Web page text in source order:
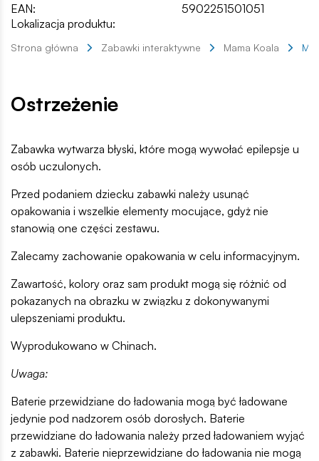
EAN:
5902251501051
Lokalizacja produktu:
Strona główna Zabawki interaktywne Mama Koala
Ostrzeżenie
Zabawka wytwarza błyski, które mogą wywołać epilepsje u
osób uczulonych.
Przed podaniem dziecku zabawki należy usunąć
opakowania i wszelkie elementy mocujące, gdyż nie
stanowią one części zestawu.
Zalecamy zachowanie opakowania w celu informacyjnym.
Zawartość, kolory oraz sam produkt mogą się różnić od
pokazanych na obrazku w związku z dokonywanymi
ulepszeniami produktu.
Wyprodukowano w Chinach.
Uwaga:
Baterie przewidziane do ładowania mogą być ładowane
jedynie pod nadzorem osób dorosłych. Baterie
przewidziane do ładowania należy przed ładowaniem wyjąć
z zabawki. Baterie nieprzewidziane do ładowania nie mogą